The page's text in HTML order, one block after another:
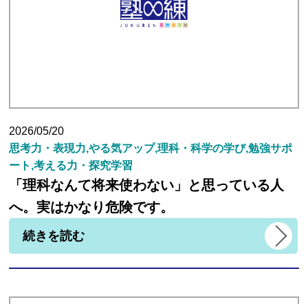
生徒さんの塾∞練体験インタビュー
合格実績
よくあるご質問
塾長ブログ
2026/05/20
思考力・表現力,やる気アップ,理科・科学の学び,勉強サポ
ート,考える力・探究学習
「理科なんて将来使わない」と思っている人
へ。実はかなり危険です。
続きを読む